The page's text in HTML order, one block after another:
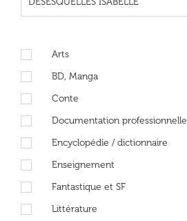
Arts
BD, Manga
Conte
Documentation professionnelle
Encyclopédie / dictionnaire
Enseignement
Fantastique et SF
Littérature